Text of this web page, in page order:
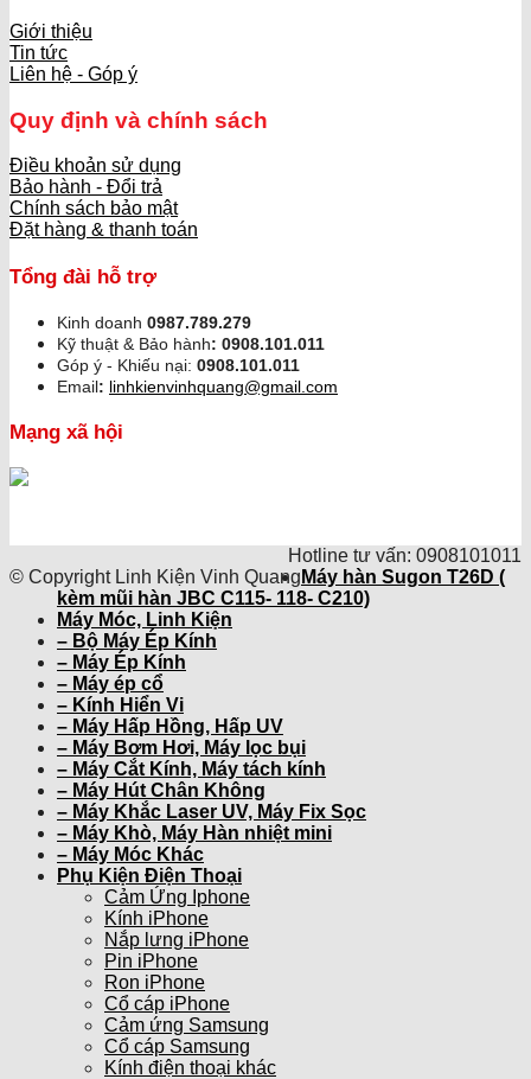
Giới thiệu
Tin tức
Liên hệ - Góp ý
Quy định và chính sách
Điều khoản sử dụng
Bảo hành - Đổi trả
Chính sách bảo mật
Đặt hàng & thanh toán
Tổng đài hỗ trợ
Kinh doanh 0987.789.279
Kỹ thuật & Bảo hành: 0908.101.011
Góp ý - Khiếu nại: 0908.101.011
Email: linhkienvinhquang@gmail.com
Mạng xã hội
Hotline tư vấn: 0908101011
© Copyright Linh Kiện Vinh Quang Máy hàn Sugon T26D (
kèm mũi hàn JBC C115- 118- C210)
Máy Móc, Linh Kiện
– Bộ Máy Ép Kính
– Máy Ép Kính
– Máy ép cổ
– Kính Hiển Vi
– Máy Hấp Hồng, Hấp UV
– Máy Bơm Hơi, Máy lọc bụi
– Máy Cắt Kính, Máy tách kính
– Máy Hút Chân Không
– Máy Khắc Laser UV, Máy Fix Sọc
– Máy Khò, Máy Hàn nhiệt mini
– Máy Móc Khác
Phụ Kiện Điện Thoại
Cảm Ứng Iphone
Kính iPhone
Nắp lưng iPhone
Pin iPhone
Ron iPhone
Cổ cáp iPhone
Cảm ứng Samsung
Cổ cáp Samsung
Kính điện thoại khác